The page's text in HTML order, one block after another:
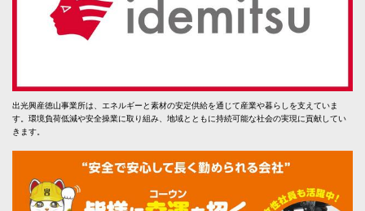
出光興産徳山事業所は、エネルギーと素材の安定供給を通じて産業や暮らしを支えていま
す。環境負荷低減や安全操業に取り組み、地域とともに持続可能な社会の実現に貢献してい
きます。